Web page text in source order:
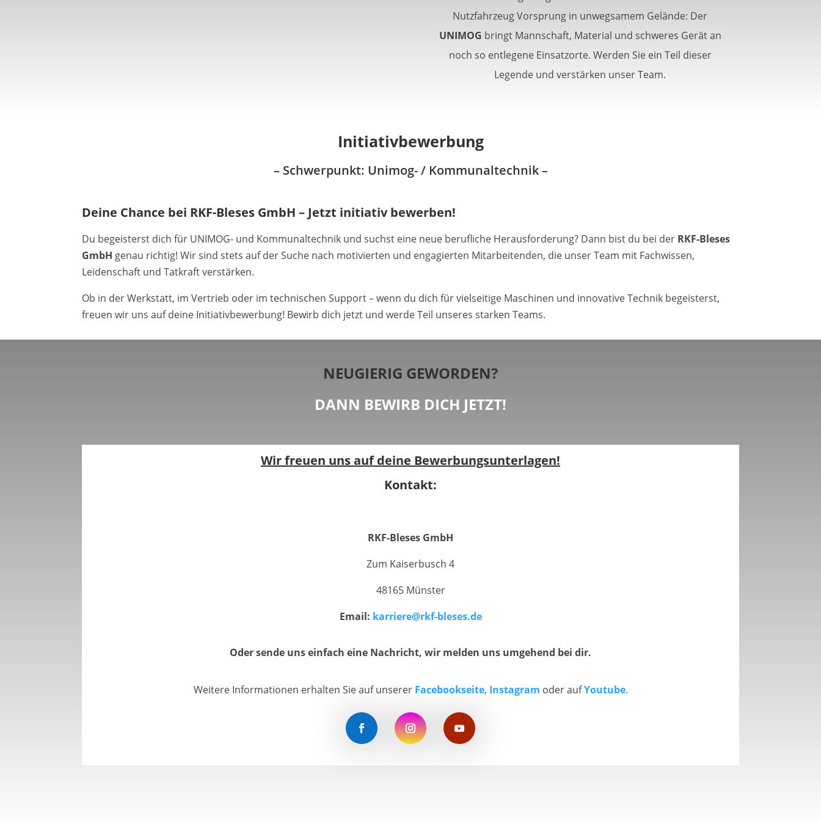
Nutzfahrzeug Vorsprung in unwegsamem Gelände: Der
UNIMOG bringt Mannschaft, Material und schweres Gerät an
noch so entlegene Einsatzorte. Werden Sie ein Teil dieser
Legende und verstärken unser Team.
Initiativbewerbung
– Schwerpunkt: Unimog- / Kommunaltechnik –
Deine Chance bei RKF-Bleses GmbH – Jetzt initiativ bewerben!
Du begeisterst dich für UNIMOG- und Kommunaltechnik und suchst eine neue berufliche Herausforderung? Dann bist du bei der RKF-Bleses
GmbH genau richtig! Wir sind stets auf der Suche nach motivierten und engagierten Mitarbeitenden, die unser Team mit Fachwissen,
Leidenschaft und Tatkraft verstärken.
Ob in der Werkstatt, im Vertrieb oder im technischen Support – wenn du dich für vielseitige Maschinen und innovative Technik begeisterst,
freuen wir uns auf deine Initiativbewerbung! Bewirb dich jetzt und werde Teil unseres starken Teams.
NEUGIERIG GEWORDEN?
DANN BEWIRB DICH JETZT!
Wir freuen uns auf deine Bewerbungsunterlagen!
Kontakt:
RKF-Bleses GmbH
Zum Kaiserbusch 4
48165 Münster
Email: karriere@rkf-bleses.de
Oder sende uns einfach eine Nachricht, wir melden uns umgehend bei dir.
Weitere Informationen erhalten Sie auf unserer Facebookseite, Instagram oder aufYoutube.